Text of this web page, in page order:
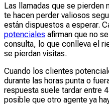
Las llamadas que se pierden
te hacen perder valiosos
están dispuestos a esperar.
potenciales afirman que no
consulta, lo que conlleva el
se pierdan visitas.
Cuando los clientes
durante las horas punta o
respuesta suele tardar entre
posible que otro agente ya